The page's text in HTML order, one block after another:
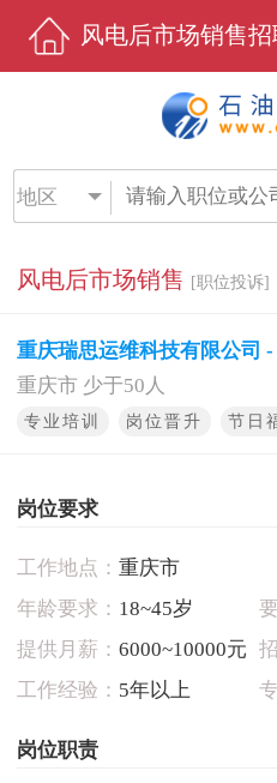
地区
风电后市场销售 [职位投诉]
重庆瑞思运维科技有限公司
重庆市 少于50人
专业培训 岗位晋升 节日
岗位要求
工作地点： 重庆市
年龄要求： 18~45岁
提供月薪： 6000~10000元
工作经验： 5年以上
岗位职责